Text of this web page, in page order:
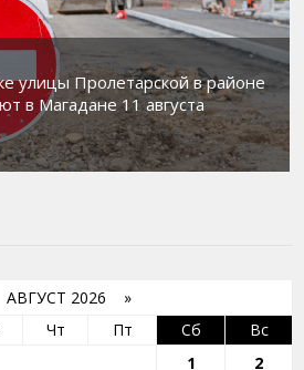
улицы Пролетарской в районе
в Магадане 11 августа
АВГУСТ 2026 »
Чт Пт Сб
Вс
1
2